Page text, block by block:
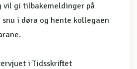
vil gi tilbakemeldinger på
snu i døra og hente kollegaen
i Tidsskriftet